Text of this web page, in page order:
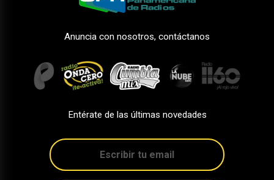
Anuncia con nosotros, contáctanos
Entérate de las últimas novedades